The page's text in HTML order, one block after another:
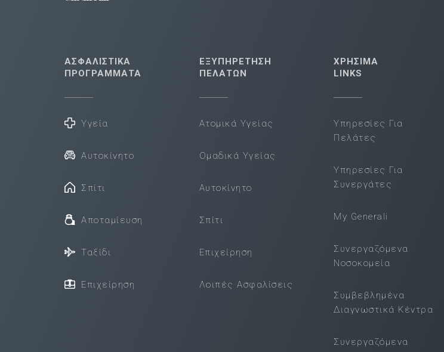
ΑΣΦΑΛΙΣΤΙΚΑ
ΠΡΟΓΡΑΜΜΑΤΑ
Υγεία
Αυτοκίνητο
Σπίτι
Αποταμίευση
Ταξίδι
Επιχείρηση
ΕΞΥΠΗΡΕΤΗΣΗ
ΠΕΛΑΤΩΝ
Ατομικά Υγείας
Ομαδικά Υγείας
Αυτοκίνητο
Σπίτι
Επιχείρηση
Λοιπές Ασφαλίσεις
ΧΡΗΣΙΜΑ
LINKS
Υπηρεσίες Για
Πελάτες
Υπηρεσίες Για
Συνεργάτες
My Generali
Συνεργαζόμενα
Νοσοκομεία
Συμβεβλημένα
Διαγνωστικά Κέντρα
Συνεργαζόμενα